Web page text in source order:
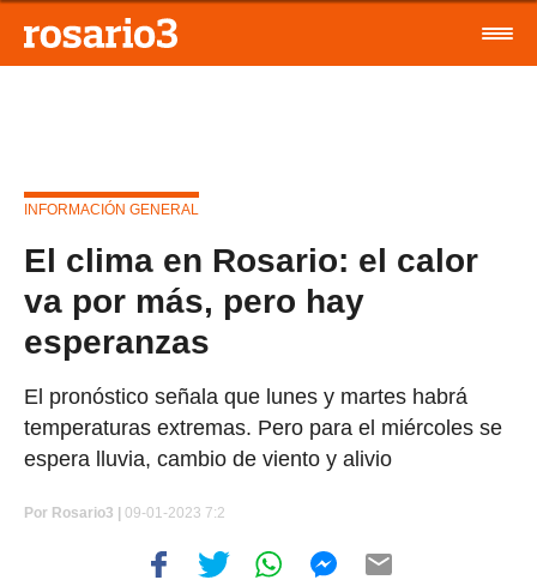
INFORMACIÓN GENERAL
El clima en Rosario: el calor
va por más, pero hay
esperanzas
El pronóstico señala que lunes y martes habrá
temperaturas extremas. Pero para el miércoles se
espera lluvia, cambio de viento y alivio
Por Rosario3 | 09-01-2023 7:2